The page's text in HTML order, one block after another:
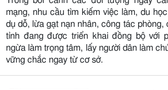
mạng, nhu cầu tìm kiếm việc làm, du
dụ dỗ, lừa gạt nạn nhân, công tác phòng,
tỉnh đang được triển khai đồng bộ với
ngừa làm trọng tâm, lấy người dân làm
vững chắc ngay từ cơ sở.